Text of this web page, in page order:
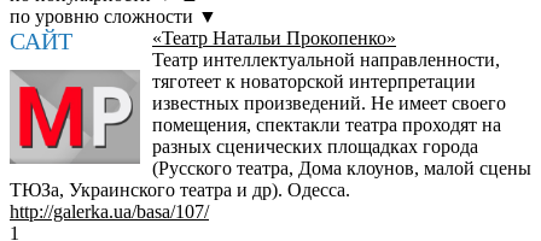
по уровню сложности ▼
САЙТ
«Театр Натальи Прокопенко»
Театр интеллектуальной направленности,
тяготеет к новаторской интерпретации
известных произведений. Не имеет своего
помещения, спектакли театра проходят на
разных сценических площадках города
(Русского театра, Дома клоунов, малой сцены
ТЮЗа, Украинского театра и др). Одесса.
http://galerka.ua/basa/107/
1